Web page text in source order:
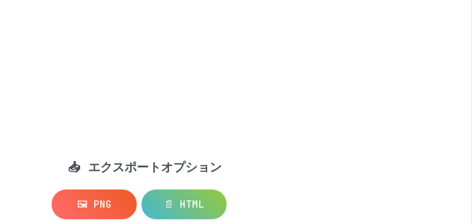
📥 エクスポートオプション
🖼️ PNG 📄 HTML